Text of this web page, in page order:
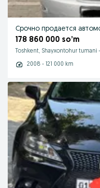
Срочно продается
178 860 000 so’m
Toshkent, Shayxontohur tumani -
2008 - 121 000 km